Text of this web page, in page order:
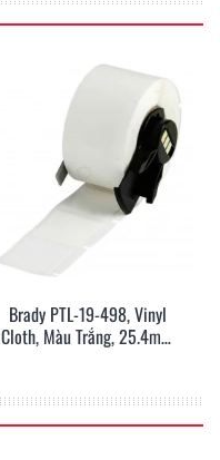
Brady PTL-19-498, Vinyl
Cloth, Màu Trắng, 25.4mm